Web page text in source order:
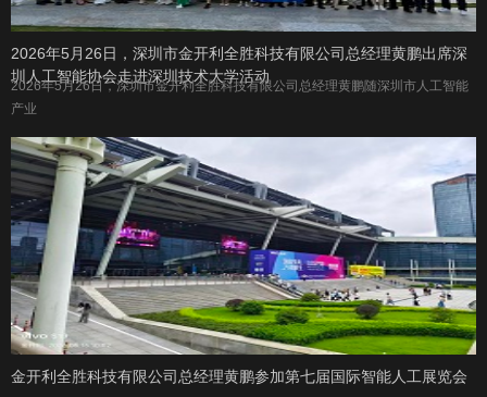
2026年5月26日，深圳市金开利全胜科技有限公司总经理黄鹏出席深
圳人工智能协会走进深圳技术大学活动
2026年5月26日，深圳市金开利全胜科技有限公司总经理黄鹏随深圳市人工智能
产业
金开利全胜科技有限公司总经理黄鹏参加第七届国际智能人工展览会